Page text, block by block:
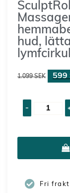
hud,
1.099SEK 599
-
Fri frakt